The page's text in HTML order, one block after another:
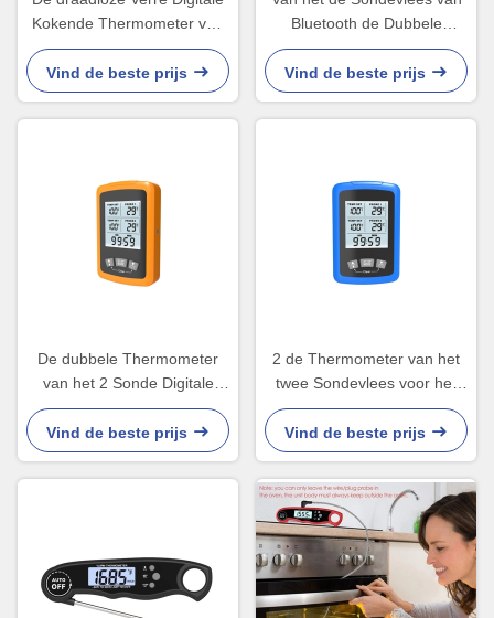
Kokende Thermometer van
het Voedselvlees met Alarm
Vind de beste prijs
Bluetooth de Dubbele
BARBECUE van de de
Thermometer Draadloze
Slimme Grill
Vind de beste prijs
De dubbele Thermometer
van het 2 Sonde Digitale
Vlees voor de
Aftelproceduretijdopnemer
van de Rokersgrill
Vind de beste prijs
2 de Thermometer van het
twee Sondevlees voor het
Koken van het Rundvlees
Oven Kitchen van het
BARBECUElapje vlees
Vind de beste prijs